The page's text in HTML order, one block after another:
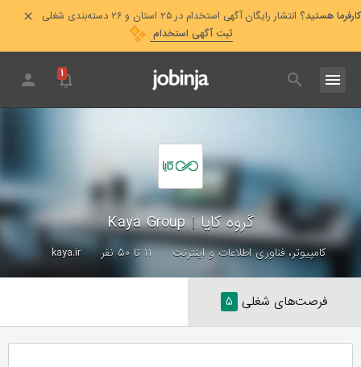
کارفرما هستید؟ انتشار رایگان آگهی استخدام در ۲۵ استان و ۲۶ دسته‌بندی شغلی
ثبت آگهی استخدام
۱
گروه کایا|
Kaya Group
کامپیوتر، فناوری اطلاعات و اینترنت ۱۱ تا ۵۰ نفر kaya.ir
فرصت‌های شغلی ۵